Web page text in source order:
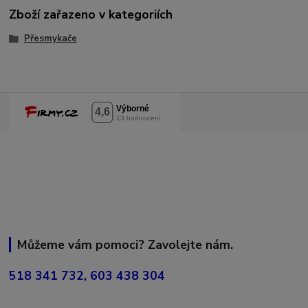
Zboží zařazeno v kategoriích
Přesmykače
Můžeme vám pomoci? Zavolejte nám.
518 341 732, 603 438 304